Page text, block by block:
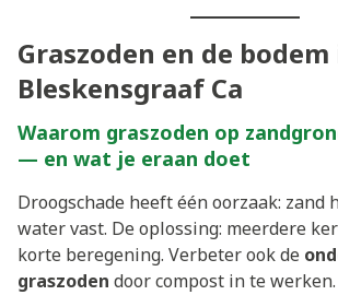
Graszoden en de bodem
Bleskensgraaf Ca
Waarom graszoden op
— en wat je eraan doet
Droogschade heeft één oorzaak: zand
water vast. De oplossing: meerdere
korte beregening. Verbeter ook de
graszoden door compost in te werken.